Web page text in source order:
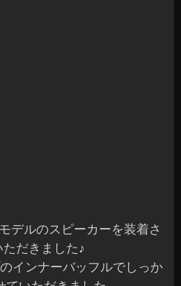
デルのスピーカーを装着さ
ただきました♪
インナーバッフルでしっか